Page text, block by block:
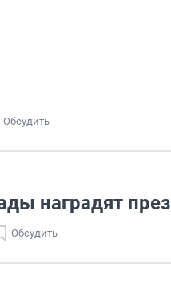
Обсудить
наградят
Обсудить